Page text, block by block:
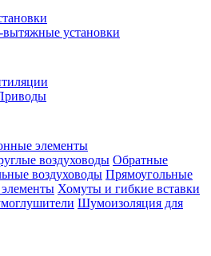
установки
элементы
воздуховоды Обратные
воздуховоды Прямоугольные
Хомуты и гибкие вставки
Шумоизоляция для